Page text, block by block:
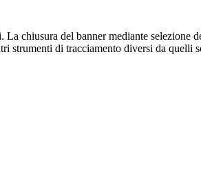
chiusura del banner mediante
strumenti di tracciamento diversi da quelli